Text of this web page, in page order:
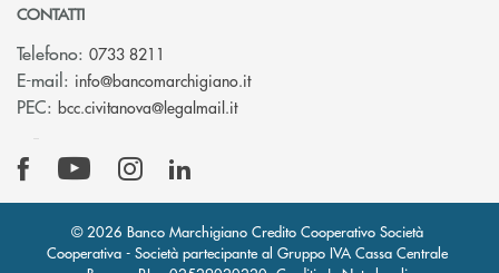
CONTATTI
Telefono: 0733 8211
E-mail: info@bancomarchigiano.it(si apre l’app di posta
PEC: bcc.civitanova@legalmail.it(si apre l’app di posta elettronica)
© 2026 Banco Marchigiano Credito Cooperativo Società
Cooperativa - Società partecipante al Gruppo IVA Cassa Centrale